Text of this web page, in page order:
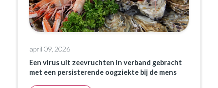
april 09, 2026
Een virus uit zeevruchten in verband gebracht
met een persisterende oogziekte bij de mens